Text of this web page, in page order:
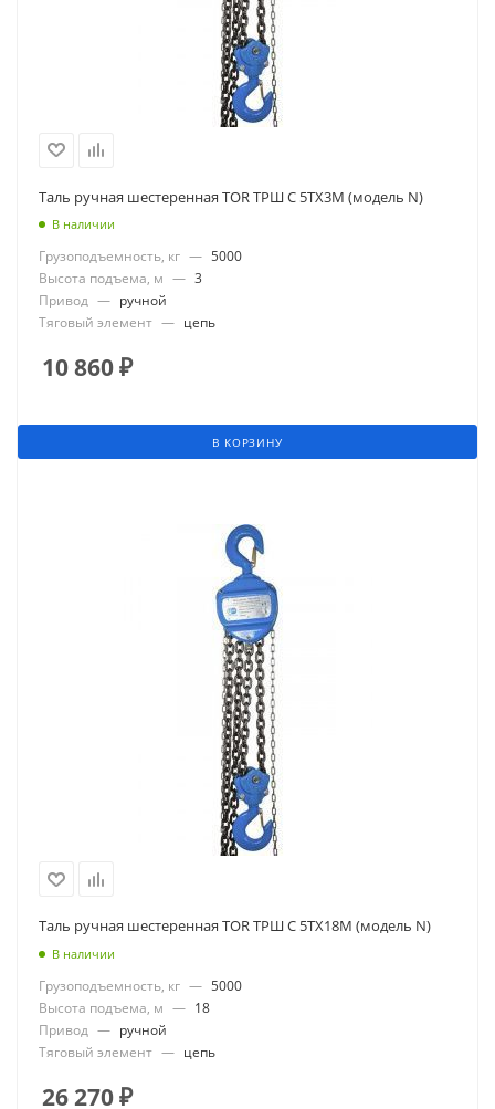
Таль ручная шестеренная TOR ТРШ C 5ТХ3М (модель N)
В наличии
Грузоподъемность, кг — 5000
Высота подъема, м — 3
Привод — ручной
Тяговый элемент — цепь
10 860₽
В КОРЗИНУ
Таль ручная шестеренная TOR ТРШ C 5ТХ18М (модель N)
В наличии
Грузоподъемность, кг — 5000
Высота подъема, м — 18
Привод — ручной
Тяговый элемент — цепь
26 270₽